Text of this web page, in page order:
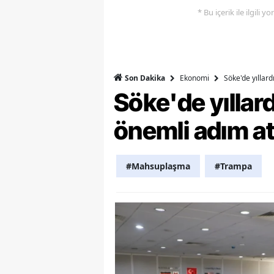
* Bu içerik ile ilgili
Son Dakika Ekonomi Söke'de
Söke'de
önemli adım
#Mahsuplaşma #Trampa